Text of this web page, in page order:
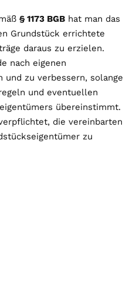
§ 1173 BGB hat man das
Grundstück errichtete
daraus zu erzielen.
nach eigenen
und zu verbessern, solange
und eventuellen
übereinstimmt.
die vereinbarten
zu